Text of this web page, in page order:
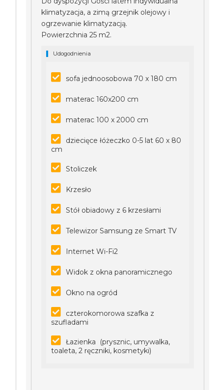
klimatyzacja, a zimą grzejnik olejowy i
ogrzewanie klimatyzacją.
Powierzchnia 25 m2.
Udogodnienia
sofa jednoosobowa 70 x 180 cm
materac 160x200 cm
materac 100 x 2000 cm
dziecięce łóżeczko 0-5 lat 60 x 80
cm
Stoliczek
Krzesło
Stół obiadowy z 6 krzesłami
Telewizor Samsung ze Smart TV
Internet Wi-Fi2
Widok z okna panoramicznego
Okno na ogród
czterokomorowa szafka z
szufladami
Łazienka (prysznic, umywalka,
toaleta, 2 ręczniki, kosmetyki)